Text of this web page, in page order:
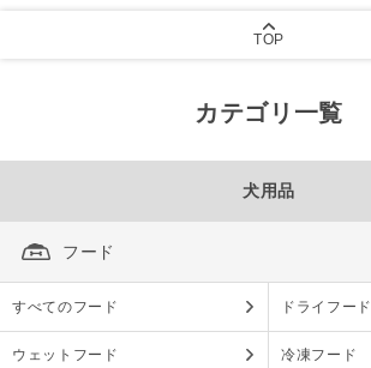
TOP
カテゴリ一覧
犬用品
フード
すべてのフード ドライフード
ウェットフード 冷凍フード